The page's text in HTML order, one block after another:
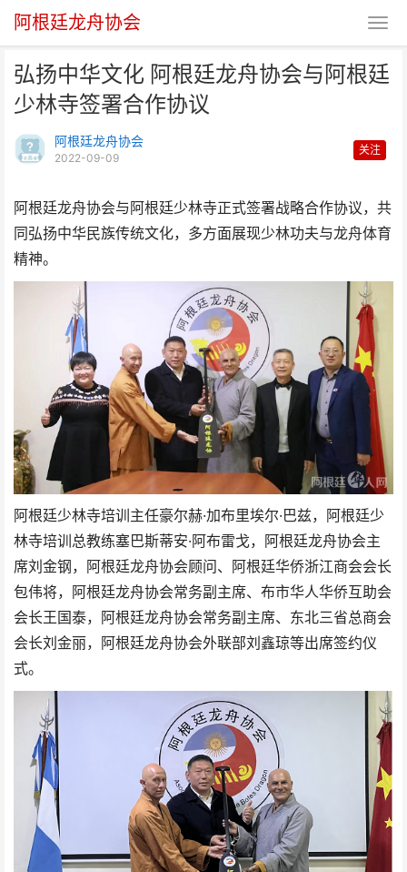
阿根廷龙舟协会
弘扬中华文化 阿根廷龙舟协会与阿根廷
少林寺签署合作协议
阿根廷龙舟协会
2022-09-09
关注
阿根廷龙舟协会与阿根廷少林寺正式签署战略合作协议，共
同弘扬中华民族传统文化，多方面展现少林功夫与龙舟体育
精神。
阿根廷少林寺培训主任豪尔赫·加布里埃尔·巴兹，阿根廷少
林寺培训总教练塞巴斯蒂安·阿布雷戈，阿根廷龙舟协会主
席刘金钢，阿根廷龙舟协会顾问、阿根廷华侨浙江商会会长
包伟将，阿根廷龙舟协会常务副主席、布市华人华侨互助会
会长王国泰，阿根廷龙舟协会常务副主席、东北三省总商会
会长刘金丽，阿根廷龙舟协会外联部刘鑫琼等出席签约仪
式。
弘扬中华文化 阿根廷龙舟协会与
阿根廷少林寺签署合作